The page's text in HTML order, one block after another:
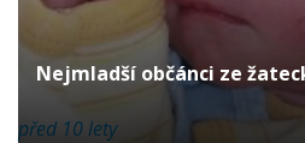
Nejmladší občánci ze
před 10 lety